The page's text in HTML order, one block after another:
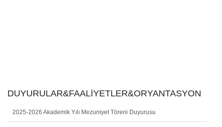
DUYURULAR&FAALİYETLER&ORYANTASYON
2025-2026 Akademik Yılı Mezuniyet Töreni Duyurusu